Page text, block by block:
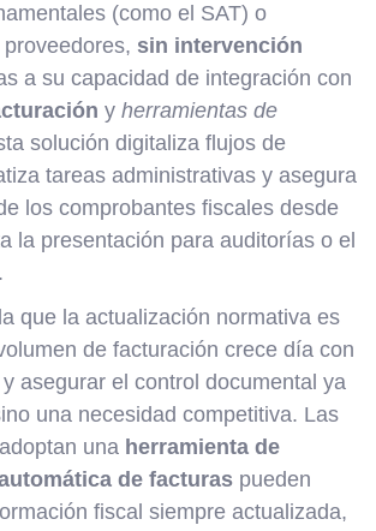
(como el SAT) o
sin intervención
a su capacidad de integración con
y herramientas de
solución digitaliza flujos de
tareas administrativas y asegura
los comprobantes fiscales desde
la presentación para auditorías o el
que la actualización normativa es
de facturación crece día con
asegurar el control documental ya
una necesidad competitiva. Las
una herramienta de
de facturas pueden
fiscal siempre actualizada,